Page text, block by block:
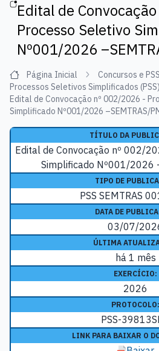
Edital de
Processo Seletivo
Nº001/2026
Página Inicial
Concursos e
Processos Seletivos Simplificados (PSS)
Edital de Convocação nº 002/2026 -
Simplificado Nº001/2026 –SEMTRAS/
TÍTULO DA
Edital de Convocação nº 002/
Simplificado Nº001/2026
TIPO DE
PSS SEMTRAS
DATA DE
03/07/
ÚLTIMA
há 1 mês
EXERCÍCIO:
2026
PROTOCOLO:
PSS-
LINK PARA BAIXAR O